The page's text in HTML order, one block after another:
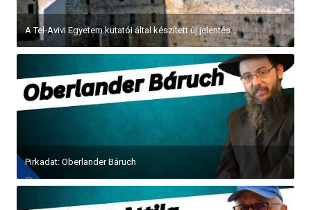
A Tel-Avivi Egyetem kutatói által készített új jelentés...
Pirkadat: Oberlander Báruch